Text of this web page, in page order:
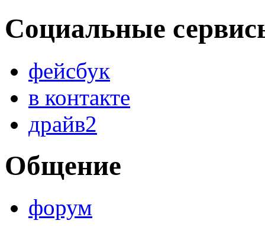
Социальные
фейсбук
в контакте
драйв2
Общение
форум